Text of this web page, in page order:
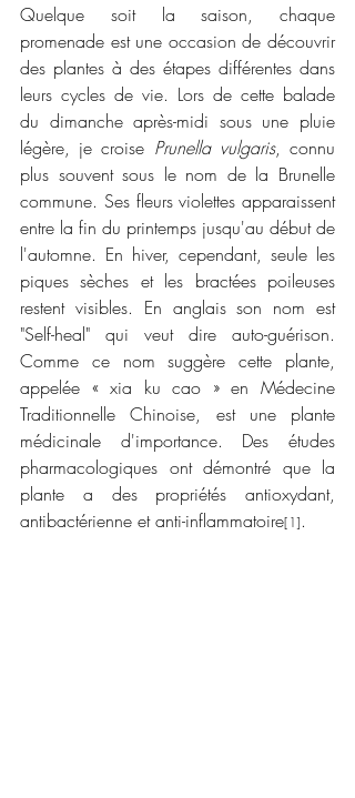
Quelque soit la saison, chaque
promenade est une occasion de découvrir
des plantes à des étapes différentes dans
leurs cycles de vie. Lors de cette balade
du dimanche après-midi sous une pluie
légère, je croise Prunella vulgaris, connu
plus souvent sous le nom de la Brunelle
commune. Ses fleurs violettes apparaissent
entre la fin du printemps jusqu'au début de
l'automne. En hiver, cependant, seule les
piques sèches et les bractées poileuses
restent visibles. En anglais son nom est
"Self-heal" qui veut dire auto-guérison.
Comme ce nom suggère cette plante,
appelée « xia ku cao » en Médecine
Traditionnelle Chinoise, est une plante
médicinale d'importance. Des études
pharmacologiques ont démontré que la
plante a des propriétés antioxydant,
antibactérienne et anti-inflammatoire[1].